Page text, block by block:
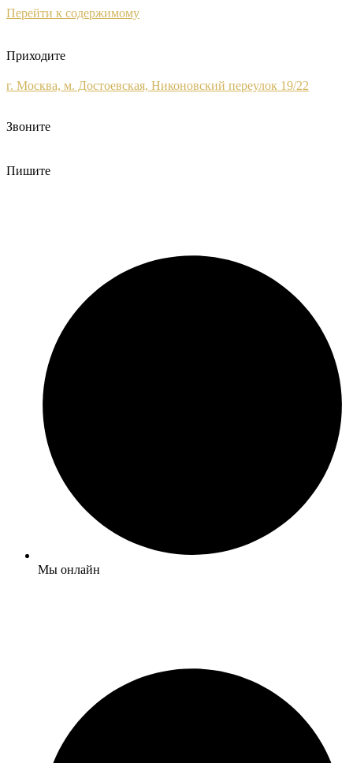
Перейти к содержимому
Приходите
г. Москва, м. Достоевская, Никоновский переулок 19/22
Звоните
Пишите
Мы онлайн